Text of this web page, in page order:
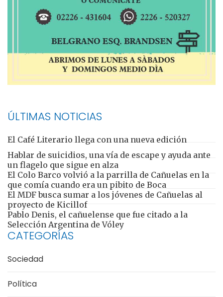
ÚLTIMAS NOTICIAS
El Café Literario llega con una nueva edición
Hablar de suicidios, una vía de escape y ayuda ante
un flagelo que sigue en alza
El Colo Barco volvió a la parrilla de Cañuelas en la
que comía cuando era un pibito de Boca
El MDF busca sumar a los jóvenes de Cañuelas al
proyecto de Kicillof
Pablo Denis, el cañuelense que fue citado a la
Selección Argentina de Vóley
CATEGORÍAS
Sociedad
Política